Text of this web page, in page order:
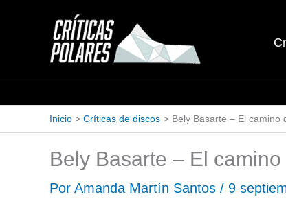
contenido
Inicio Críticas de discos Bely Basarte – El camino
Bely Basarte – El
Por Amanda Martín Santos / 9